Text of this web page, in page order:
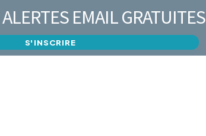
EMAIL GRATUITES
S'INSCRIRE